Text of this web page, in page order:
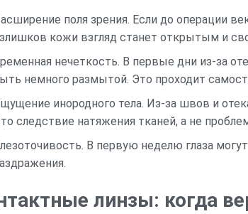
поля зрения. Если до операции
кожи взгляд станет открытым и
нечеткость. В первые дни из-за
немного размытой. Это проходит
инородного тела. Из-за швов и
следствие натяжения тканей, а не
В первую неделю глаза
линзы: когда